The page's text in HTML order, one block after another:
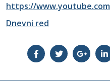
https://
Dnevni red